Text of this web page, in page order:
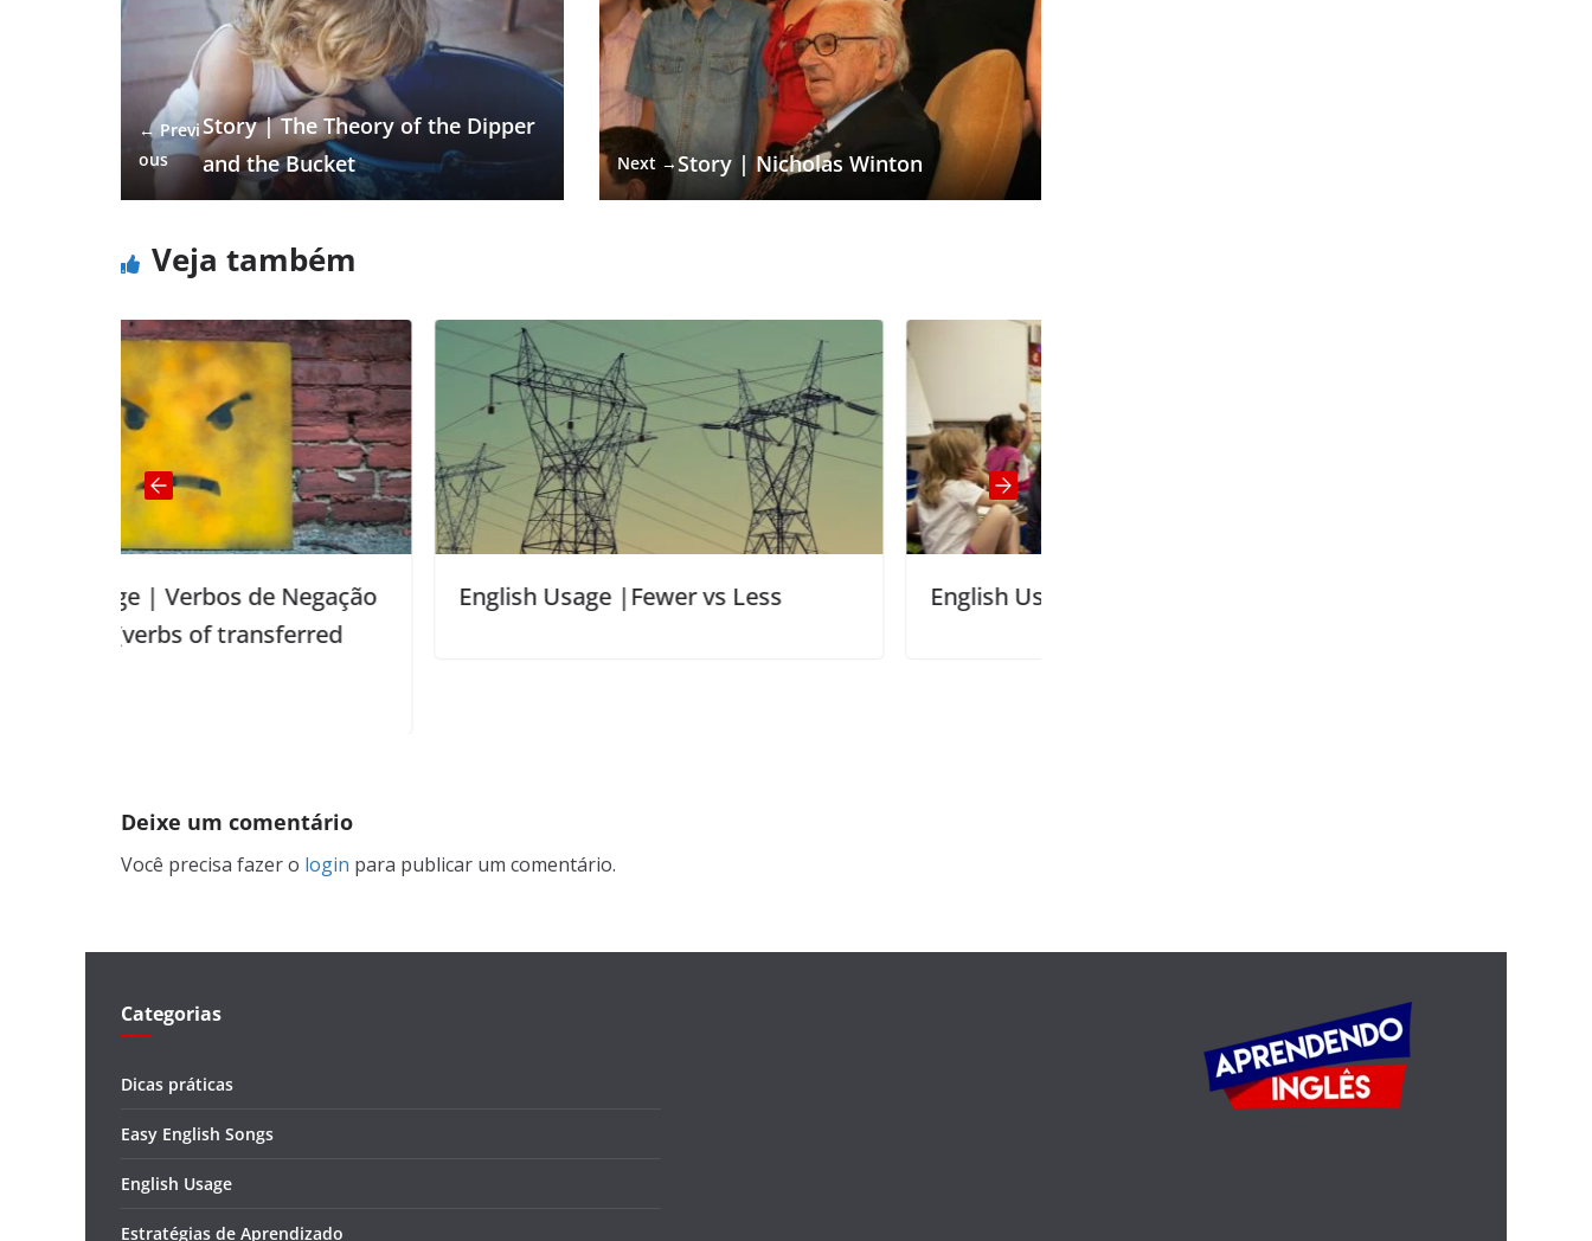
← Previ
ous
Story | The Theory of the Dipper
and the Bucket
Next →Story | Nicholas Winton
Veja também
Negação
English Usage |Fewer vs Less English Usage | Verbos modais
Deixe um comentário
Você precisa fazer o login para publicar um comentário.
Categorias
Dicas práticas
Easy English Songs
English Usage
Estratégias de Aprendizado